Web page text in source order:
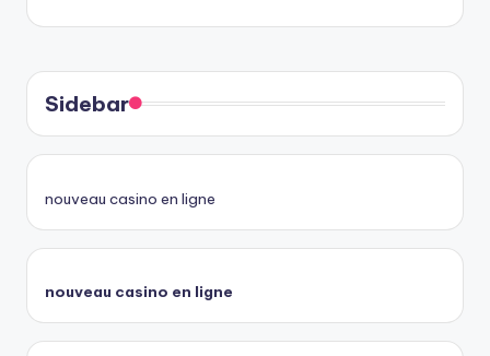
Sidebar
nouveau casino en ligne
nouveau casino en ligne